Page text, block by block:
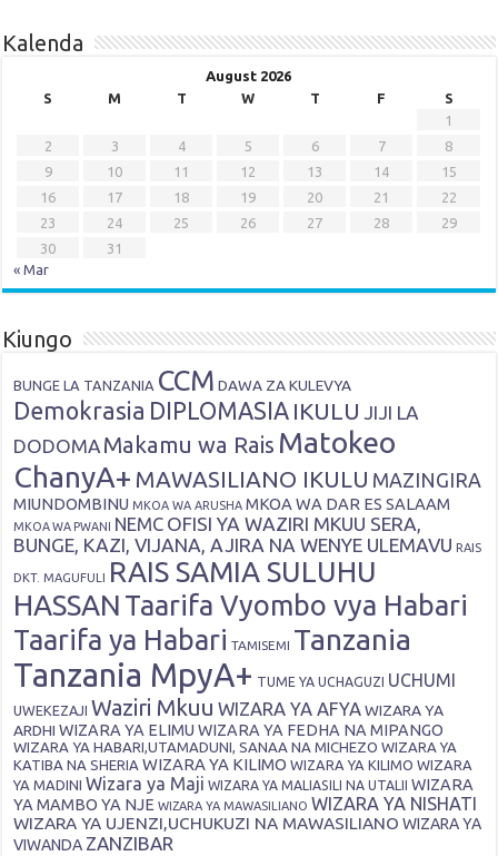
Kalenda
August 2026
S
M T W T F
S
1
2
3 4 5 6 7
8
9
10 11 12 13 14
15
16
17 18 19 20 21
22
23
24 25 26 27 28
29
30
31
« Mar
Kiungo
BUNGE LA TANZANIA CCM DAWA ZA KULEVYA
Demokrasia DIPLOMASIA IKULU JIJI LA
DODOMA Makamu wa Rais Matokeo
ChanyA+ MAWASILIANO IKULU MAZINGIRA
MIUNDOMBINU MKOA WA ARUSHA MKOA WA DAR ES SALAAM
MKOA WA PWANI NEMC OFISI YA WAZIRI MKUU SERA,
BUNGE, KAZI, VIJANA, AJIRA NA WENYE ULEMAVU RAIS
DKT. MAGUFULI
RAIS SAMIA SULUHU
HASSAN Taarifa Vyombo vya Habari
Taarifa ya Habari TAMISEMI Tanzania
Tanzania MpyA+ TUME YA UCHAGUZI UCHUMI
UWEKEZAJI Waziri Mkuu WIZARA YA AFYA WIZARA YA
ARDHI WIZARA YA ELIMU WIZARA YA FEDHA NA MIPANGO
WIZARA YA HABARI,UTAMADUNI, SANAA NA MICHEZO WIZARA YA
KATIBA NA SHERIA WIZARA YA KILIMO WIZARA YA KILIMO WIZARA
YA MADINI Wizara ya Maji WIZARA YA MALIASILI NA UTALII
WIZARA
YA MAMBO YA NJE WIZARA YA MAWASILIANO WIZARA YA NISHATI
WIZARA YA UJENZI,UCHUKUZI NA MAWASILIANO WIZARA YA
VIWANDA ZANZIBAR